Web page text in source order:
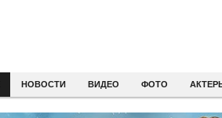
НОВОСТИ ВИДЕО ФОТО